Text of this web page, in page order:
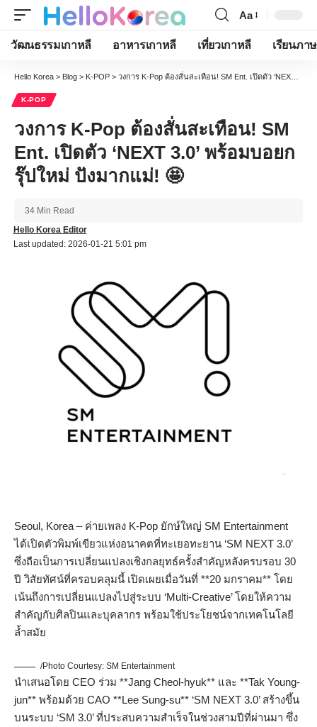
Font
Resizer
Aa
วัฒนธรรมเกาหลี อาหารเกาหลี เที่ยวเกาหลี เรียนภา
Hello Korea > Blog > K-POP > วงการ K-Pop ต้องสั่นสะเทือน! SM Ent. เปิดตัว ‘NEXT 3.0’ พร้อมบอยกรุ๊ปใหม่ ปังมากแม่! 🤩
K-POP
วงการ K-Pop ต้องสั่นสะเทือน! SM
Ent. เปิดตัว ‘NEXT 3.0’ พร้อมบอยก
รุ๊ปใหม่ ปังมากแม่! 🤩
Last updated: 2026-01-21 5:01 pm
Hello Korea Editor
34 Min Read
Seoul, Korea – ค่ายเพลง K-Pop ยักษ์ใหญ่ SM Entertainment
ได้เปิดตัวพิมพ์เขียวแห่งอนาคตที่ทะเยอทะยาน ‘SM NEXT 3.0’
ซึ่งถือเป็นการเปลี่ยนแปลงเชิงกลยุทธ์ครั้งสำคัญหลังครบรอบ 30
ปี วิสัยทัศน์ที่ครอบคลุมนี้ เปิดเผยเมื่อวันที่ **20 มกราคม** โดย
เน้นถึงการเปลี่ยนแปลงไปสู่ระบบ ‘Multi-Creative’ โดยให้ความ
สำคัญกับศิลปินและบุคลากร พร้อมใช้ประโยชน์จากเทคโนโลยี
ล้ำสมัย
/Photo Courtesy: SM Entertainment
นำเสนอโดย CEO ร่วม **Jang Cheol-hyuk** และ **Tak Young-
jun** พร้อมด้วย CAO **Lee Sung-su** ‘SM NEXT 3.0’ สร้างขึ้น
บนระบบ ‘SM 3.0’ ที่ประสบความสำเร็จในช่วงสามปีที่ผ่านมา ซึ่ง